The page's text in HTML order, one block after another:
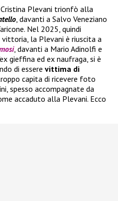
Cristina Plevani trionfò alla
, davanti a Salvo Veneziano
Nel 2025, quindi
la Plevani è riuscita a
, davanti a Mario Adinolfi e
gieffina ed ex naufraga, si è
di essere vittima di
capita di ricevere foto
spesso accompagnate da
accaduto alla Plevani. Ecco